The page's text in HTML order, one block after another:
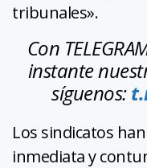
tribunales».
Con
instante
síguenos:
Los sindicatos
inmediata y